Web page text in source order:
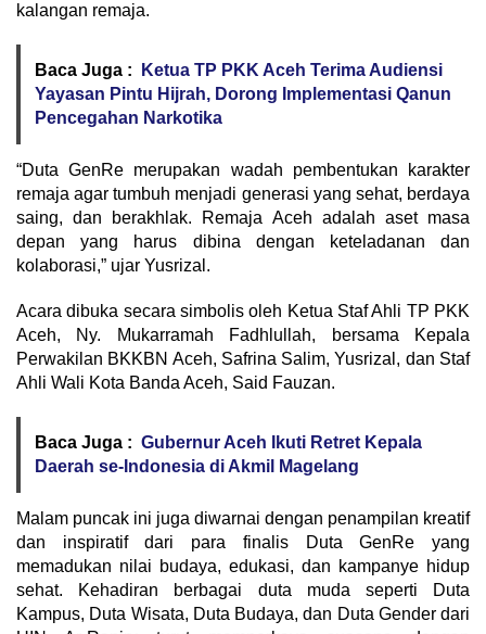
kalangan remaja.
Baca Juga :
Ketua TP PKK Aceh Terima Audiensi
Yayasan Pintu Hijrah, Dorong Implementasi Qanun
Pencegahan Narkotika
“Duta GenRe merupakan wadah pembentukan karakter
remaja agar tumbuh menjadi generasi yang sehat, berdaya
saing, dan berakhlak. Remaja Aceh adalah aset masa
depan yang harus dibina dengan keteladanan dan
kolaborasi,” ujar Yusrizal.
Acara dibuka secara simbolis oleh Ketua Staf Ahli TP PKK
Aceh, Ny. Mukarramah Fadhlullah, bersama Kepala
Perwakilan BKKBN Aceh, Safrina Salim, Yusrizal, dan Staf
Ahli Wali Kota Banda Aceh, Said Fauzan.
Baca Juga : Gubernur Aceh Ikuti Retret Kepala
Daerah se-Indonesia di Akmil Magelang
Malam puncak ini juga diwarnai dengan penampilan kreatif
dan inspiratif dari para finalis Duta GenRe yang
memadukan nilai budaya, edukasi, dan kampanye hidup
sehat. Kehadiran berbagai duta muda seperti Duta
Kampus, Duta Wisata, Duta Budaya, dan Duta Gender dari